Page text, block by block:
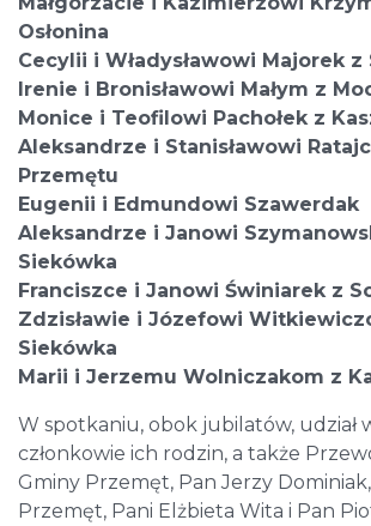
Osłonina
Cecylii i Władysławowi Majorek z
Irenie i Bronisławowi Małym z
Monice i Teofilowi Pachołek z
Aleksandrze i Stanisławowi
Przemętu
Eugenii i Edmundowi Szawerdak
Aleksandrze i Janowi
Siekówka
Franciszce i Janowi Świniarek z
Zdzisławie i Józefowi
Siekówka
Marii i Jerzemu Wolniczakom z
W spotkaniu, obok jubilatów, udział
członkowie ich rodzin, a także
Gminy Przemęt, Pan Jerzy
Przemęt, Pani Elżbieta Wita i Pan